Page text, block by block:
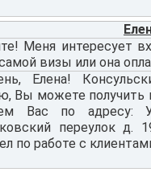
Меня интересует
визы или она
Елена!
Вы можете получить
Вас по адресу:
переулок д.
по работе с